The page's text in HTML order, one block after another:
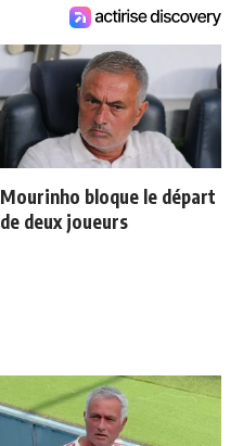
Mourinho bloque le départ
de deux joueurs